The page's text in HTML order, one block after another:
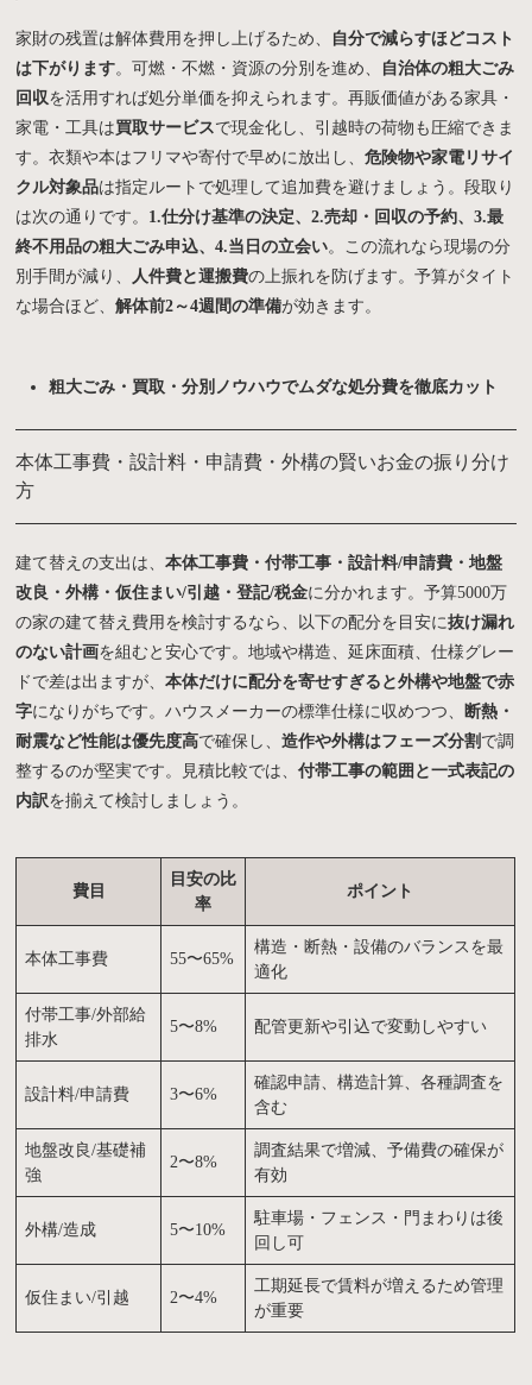
家財の残置は解体費用を押し上げるため、
自分で減らすほどコスト
は下がります。可燃・不燃・資源の分別を進め、
自治体の粗大ごみ
回収を活用すれば処分単価を抑えられます。再販価値がある家具・
家電・工具は買取サービスで現金化し、引越時の荷物も圧縮できま
す。衣類や本はフリマや寄付で早めに放出し、危険物や家電リサイ
クル対象品は指定ルートで処理して追加費を避けましょう。段取り
は次の通りです。 1.仕分け基準の決定、2.売却・回収の予約、3.最
終不用品の粗大ごみ申込、4.当日の立会い。この流れなら現場の分
別手間が減り、
人件費と運搬費の上振れを防げます。予算がタイト
な場合ほど、解体前2～4週間の準備が効きます。
粗大ごみ・買取・分別ノウハウでムダな処分費を徹底カット
本体工事費・設計料・申請費・外構の賢いお金の振り分け
方
建て替えの支出は、本体工事費・付帯工事・設計料/申請費・地盤
改良・外構・仮住まい/引越・登記/税金に分かれます。予算5000万
の家の建て替え費用を検討するなら、以下の配分を目安に抜け漏れ
のない計画を組むと安心です。地域や構造、延床面積、仕様グレー
ドで差は出ますが、本体だけに配分を寄せすぎると外構や地盤で赤
字になりがちです。ハウスメーカーの標準仕様に収めつつ、
断熱・
耐震など性能は優先度高で確保し、造作や外構はフェーズ分割 で調
整するのが堅実です。見積比較では、付帯工事の範囲と一式表記の
内訳を揃えて検討しましょう。
費目
目安の比
率
ポイント
本体工事費 55〜65%
構造・断熱・設備のバランスを最
適化
付帯工事/外部給
排水
5〜8% 配管更新や引込で変動しやすい
設計料/申請費 3〜6%
確認申請、構造計算、各種調査を
含む
地盤改良/基礎補
強
2〜8%
調査結果で増減、予備費の確保が
有効
外構/造成 5〜10%
駐車場・フェンス・門まわりは後
回し可
仮住まい/引越 2〜4%
工期延長で賃料が増えるため管理
が重要